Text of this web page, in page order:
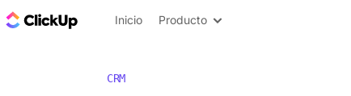
ClickUp Blog
Inicio Producto
CRM